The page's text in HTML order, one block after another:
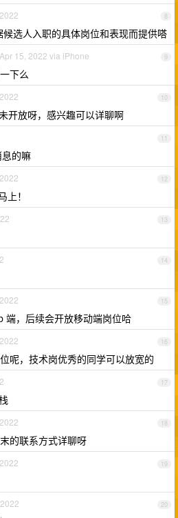
8
候选人入职的具体岗位和表现而提供嗒
9
Apr 15, 2022 via iPhone
下么
10
开放呀，感兴趣可以详聊啊
11
的嘛
12
上！
13
14
15
端，后续会开放移动端岗位哈
16
呢，技术岗优秀的同学可以放宽的
17
18
的联系方式详聊呀
19
20